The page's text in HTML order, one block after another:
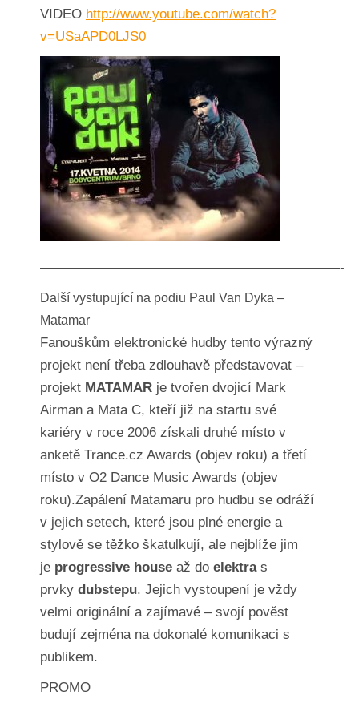
VIDEO http://www.youtube.com/watch?
v=USaAPD0LJS0
——————————————————————-
Další vystupující na podiu Paul Van Dyka –
Matamar
Fanouškům elektronické hudby tento výrazný
projekt není třeba zdlouhavě představovat –
projekt MATAMAR je tvořen dvojicí Mark
Airman a Mata C, kteří již na startu své
kariéry v roce 2006 získali druhé místo v
anketě Trance.cz Awards (objev roku) a třetí
místo v O2 Dance Music Awards (objev
roku).Zapálení Matamaru pro hudbu se odráží
v jejich setech, které jsou plné energie a
stylově se těžko škatulkují, ale nejblíže jim
je progressive house až do elektras
prvky dubstepu. Jejich vystoupení je vždy
velmi originální a zajímavé – svojí pověst
budují zejména na dokonalé komunikaci s
publikem.
PROMO